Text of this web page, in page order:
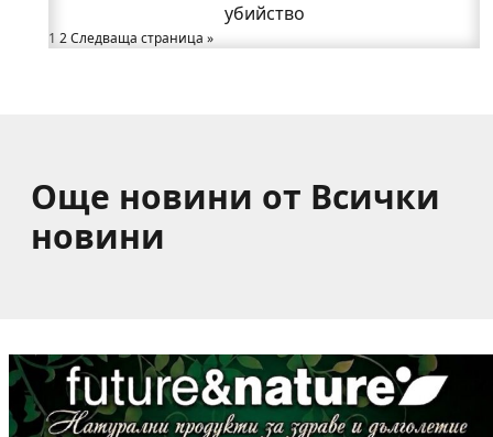
Полицията влиза в селата
Възможни са прекъсвания на тока утре в части
убийство
1 2Следваща страница »
Още новини от Всички
новини